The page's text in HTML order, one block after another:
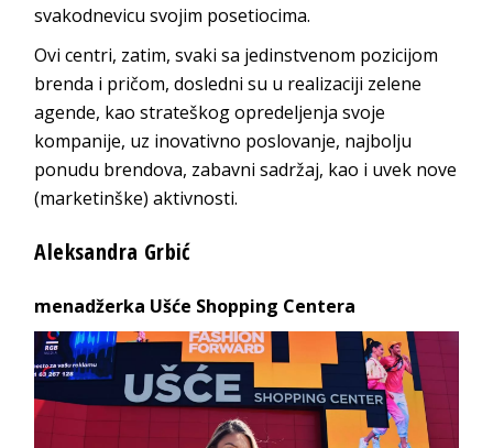
svakodnevicu svojim posetiocima.
Ovi centri, zatim, svaki sa jedinstvenom pozicijom
brenda i pričom, dosledni su u realizaciji zelene
agende, kao strateškog opredeljenja svoje
kompanije, uz inovativno poslovanje, najbolju
ponudu brendova, zabavni sadržaj, kao i uvek nove
(marketinške) aktivnosti.
Aleksandra Grbić
menadžerka Ušće Shopping Centera